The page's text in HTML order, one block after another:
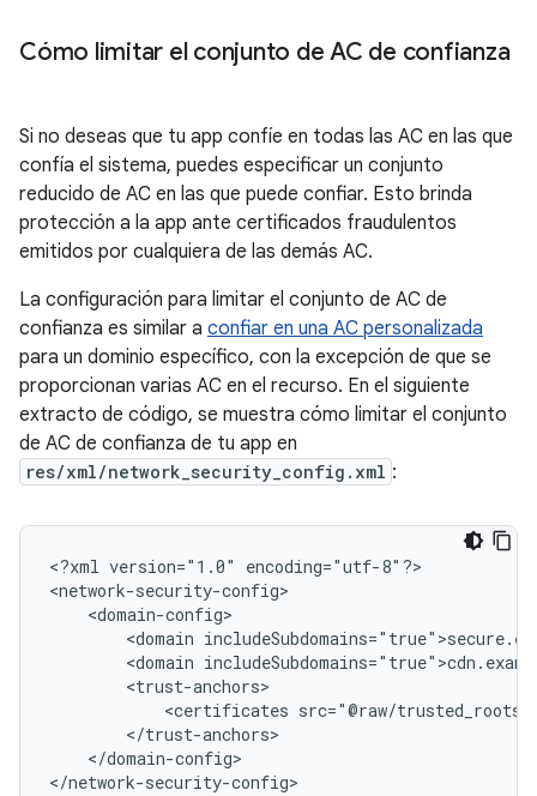
Cómo limitar el conjunto de AC de confianza
Si no deseas que tu app confíe en todas las AC en las que
confía el sistema, puedes especificar un conjunto
reducido de AC en las que puede confiar. Esto brinda
protección a la app ante certificados fraudulentos
emitidos por cualquiera de las demás AC.
La configuración para limitar el conjunto de AC de
confianza es similar a confiar en una AC personalizada
para un dominio específico, con la excepción de que se
proporcionan varias AC en el recurso. En el siguiente
extracto de código, se muestra cómo limitar el conjunto
de AC de confianza de tu app en
res/xml/network_security_config.xml :
<?xml version="1.0"
encoding="utf-8"?>
<domain
<domain
<certificates
</domain-config>
</network-security-config>